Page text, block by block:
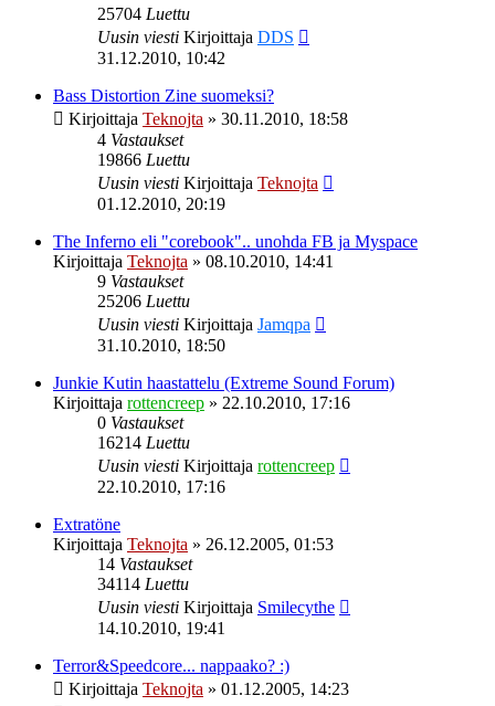
25704 Luettu
Uusin viesti Kirjoittaja DDS
31.12.2010, 10:42
Bass Distortion Zine suomeksi?
Kirjoittaja Teknojta » 30.11.2010, 18:58
4 Vastaukset
19866 Luettu
Uusin viesti Kirjoittaja Teknojta
01.12.2010, 20:19
The Inferno eli "corebook".. unohda FB ja Myspace
Kirjoittaja Teknojta » 08.10.2010, 14:41
9 Vastaukset
25206 Luettu
Uusin viesti Kirjoittaja Jamqpa
31.10.2010, 18:50
Junkie Kutin haastattelu (Extreme Sound Forum)
Kirjoittaja rottencreep » 22.10.2010, 17:16
0 Vastaukset
16214 Luettu
Uusin viesti Kirjoittaja rottencreep
22.10.2010, 17:16
Extratöne
Kirjoittaja Teknojta » 26.12.2005, 01:53
14 Vastaukset
34114 Luettu
Uusin viesti Kirjoittaja Smilecythe
14.10.2010, 19:41
Terror&Speedcore... nappaako? :)
Kirjoittaja Teknojta » 01.12.2005, 14:23